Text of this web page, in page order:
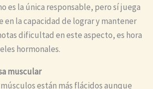
es la única responsable, pero sí juega
la capacidad de lograr y mantener
dificultad en este aspecto, es hora
hormonales.
muscular
están más flácidos aunque